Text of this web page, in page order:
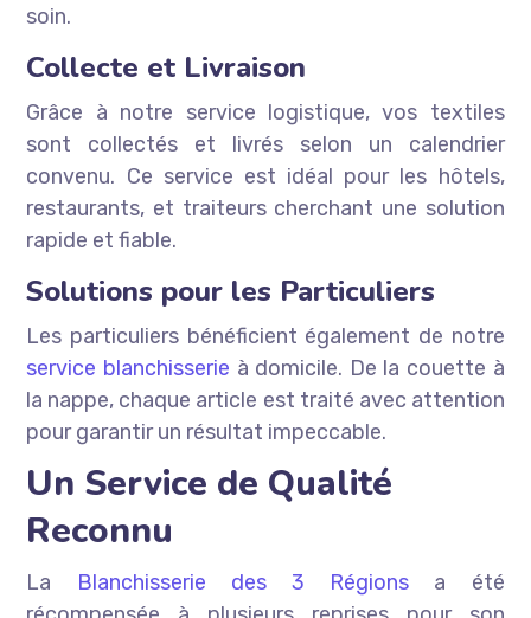
soin.
Collecte et Livraison
Grâce à notre service logistique, vos textiles
sont collectés et livrés selon un calendrier
convenu. Ce service est idéal pour les hôtels,
restaurants, et traiteurs cherchant une solution
rapide et fiable.
Solutions pour les Particuliers
Les particuliers bénéficient également de notre
service blanchisserie à domicile. De la couette à
la nappe, chaque article est traité avec attention
pour garantir un résultat impeccable.
Un Service de Qualité
Reconnu
La Blanchisserie des 3 Régions a été